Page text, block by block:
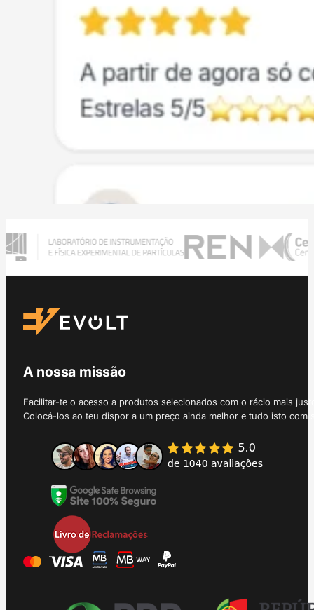
A nossa missão
Facilitar-te o acesso a produtos selecionados com o rácio mais
Colocá-los ao teu dispor a um preço ainda melhor e tudo isto